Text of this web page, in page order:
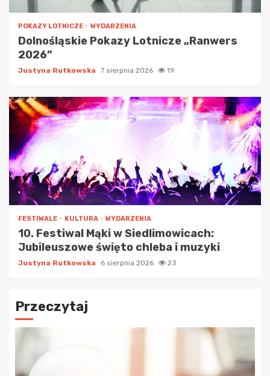
POKAZY LOTNICZE WYDARZENIA
Dolnośląskie Pokazy Lotnicze „Ranwers
2026”
Justyna Rutkowska 7 sierpnia 2026 19
FESTIWALE KULTURA WYDARZENIA
10. Festiwal Mąki w Siedlimowicach:
Jubileuszowe święto chleba i muzyki
Justyna Rutkowska 6 sierpnia 2026 23
Przeczytaj